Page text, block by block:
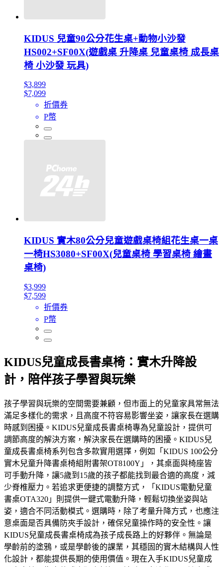
KIDUS 兒童90公分花生桌+動物小沙發
HS002+SF00X(遊戲桌 升降桌 兒童桌椅 成長桌
椅 小沙發 玩具)
$3,899
$7,099
折價券
P幣
KIDUS 實木80公分兒童遊戲桌椅組花生桌一桌
一椅HS3080+SF00X(兒童桌椅 學習桌椅 繪畫
桌椅)
$3,999
$7,599
折價券
P幣
KIDUS兒童成長書桌椅：實木升降設
計，陪伴孩子學習與玩樂
孩子學習與玩樂的空間需要兼顧，但市面上的兒童家具常無法
滿足多樣化的需求，且高度不符容易影響坐姿，讓家長在選購
時感到困擾。KIDUS兒童成長書桌椅專為兒童設計，提供可
調節高度的解決方案，解決家長在選購時的困擾。KIDUS兒
童成長書桌椅系列包含多款實用選擇，例如「KIDUS 100公分
實木兒童升降書桌椅組附書架OT8100Y」，其桌面與椅座皆
可手動升降，讓5歲到15歲的孩子都能找到最合適的高度，減
少脊椎壓力。若追求更便捷的調整方式，「KIDUS電動兒童
書桌OTA320」則提供一鍵式電動升降，輕鬆切換坐姿與站
姿，適合不同活動模式。選購時，除了考量升降方式，也應注
意桌面是否具備防夾手設計，確保兒童操作時的安全性。讓
KIDUS兒童成長書桌椅成為孩子成長路上的好夥伴。無論是
學齡前的塗鴉，或是學齡後的課業，其穩固的實木結構與人性
化設計，都能提供長期的使用價值。現在入手KIDUS兒童成